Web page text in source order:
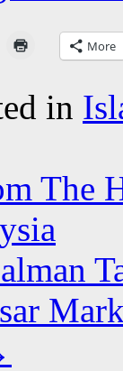
More
in
The